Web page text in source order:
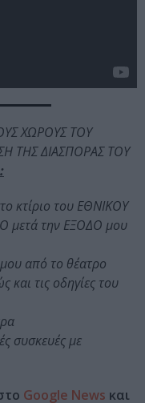
ΧΩΡΟΥΣ ΤΟΥ
ΤΗΣ ΔΙΑΣΠΟΡΑΣ ΤΟΥ
κτίριο του ΕΘΝΙΚΟΥ
μετά την ΕΞΟΔΟ μου
από το θέατρο
και τις οδηγίες του
συσκευές με
Google News και